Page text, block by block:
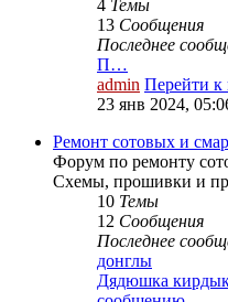
4 Темы
13 Сообщения
Последнее
П…
admin Перейти к
23 янв 2024,
Ремонт сотовых и
Форум по ремонту
Схемы, прошивки и
10 Темы
12 Сообщения
Последнее
донглы
Дядюшка